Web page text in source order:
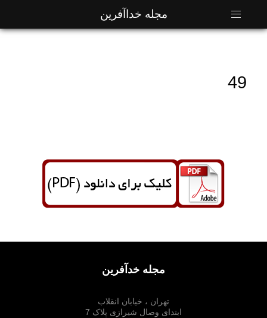
مجله خداآفرین
49
مجله خدآفرین
تهران ، خیابان انقلاب
ابتدای وصال شیرازی پلاک 7